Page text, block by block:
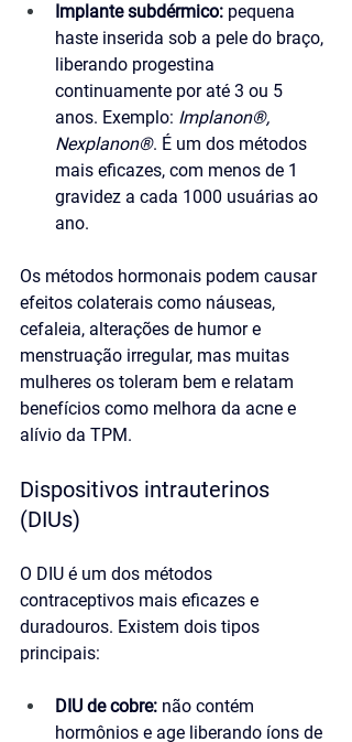
Implante subdérmico: pequena
haste inserida sob a pele do braço,
liberando progestina
continuamente por até 3 ou 5
anos. Exemplo: Implanon®,
Nexplanon®. É um dos métodos
mais eficazes, com menos de 1
gravidez a cada 1000 usuárias ao
ano.
Os métodos hormonais podem causar
efeitos colaterais como náuseas,
cefaleia, alterações de humor e
menstruação irregular, mas muitas
mulheres os toleram bem e relatam
benefícios como melhora da acne e
alívio da TPM.
Dispositivos intrauterinos
(DIUs)
O DIU é um dos métodos
contraceptivos mais eficazes e
duradouros. Existem dois tipos
principais:
DIU de cobre: não contém
hormônios e age liberando íons de